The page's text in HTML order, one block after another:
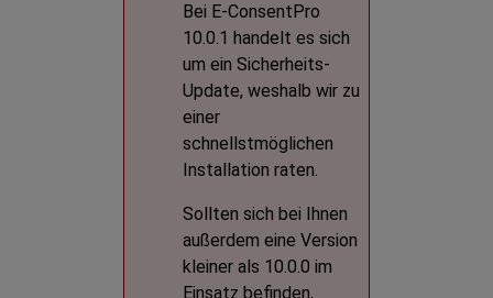
Bei E-ConsentPro
10.0.1 handelt es sich
um ein Sicherheits-
Update, weshalb wir zu
einer
schnellstmöglichen
Installation raten.
Sollten sich bei Ihnen
außerdem eine Version
kleiner als 10.0.0 im
Einsatz befinden,